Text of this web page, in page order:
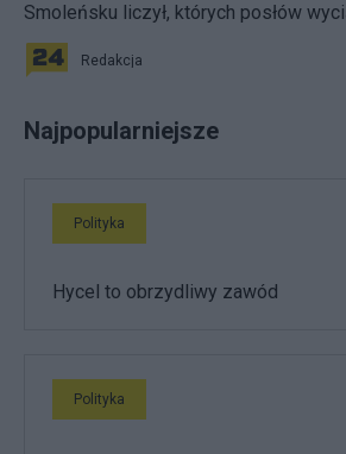
Smoleńsku liczył, których posłów
Redakcja
Najpopularniejsze
Polityka
Hycel to obrzydliwy zawód
Polityka